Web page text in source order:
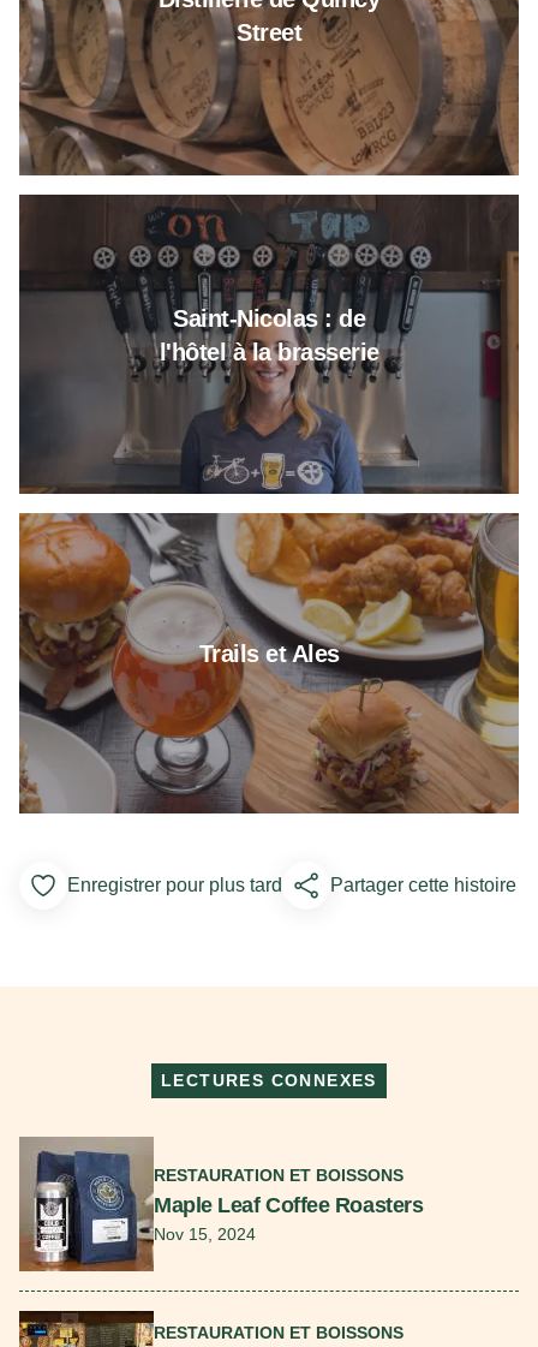
Street
Saint-Nicolas : de
l'hôtel à la brasserie
En savoir plus sur Saint-
Trails et Ales
Plus d'informations sur Trails
Add to Favorites
Enregistrer pour plus tard Partager cette histoire
LECTURES CONNEXES
RESTAURATION ET BOISSONS
Maple Leaf Coffee Roasters
Nov 15, 2024
RESTAURATION ET BOISSONS